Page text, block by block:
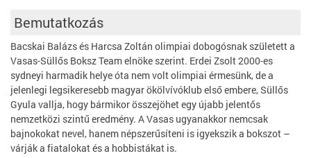
Bemutatkozás
Bacskai Balázs és Harcsa Zoltán olimpiai dobogósnak született a
Vasas-Süllős Boksz Team elnöke szerint. Erdei Zsolt 2000-es
sydneyi harmadik helye óta nem volt olimpiai érmesünk, de a
jelenlegi legsikeresebb magyar ökölvívóklub első embere, Süllős
Gyula vallja, hogy bármikor összejöhet egy újabb jelentős
nemzetközi szintű eredmény. A Vasas ugyanakkor nemcsak
bajnokokat nevel, hanem népszerűsíteni is igyekszik a bokszot –
várják a fiatalokat és a hobbistákat is.